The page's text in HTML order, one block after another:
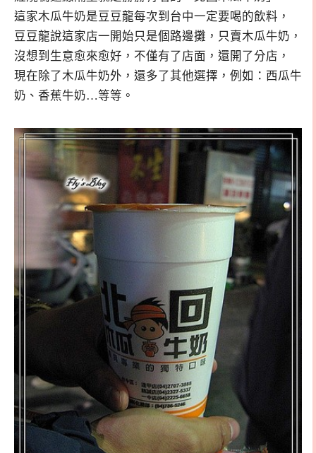
這家木瓜牛奶是豆豆龍每次到台中一定要喝的飲料，
豆豆龍說這家店一開始只是個路邊攤，只賣木瓜牛奶，
沒想到生意愈來愈好，不僅有了店面，還開了分店，
現在除了木瓜牛奶外，還多了其他選擇，例如：西瓜牛
奶、香蕉牛奶…等等。